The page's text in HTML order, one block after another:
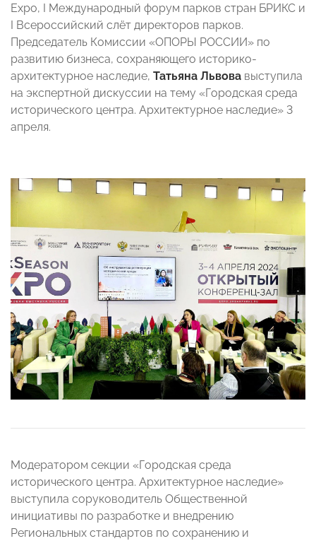
Expo, I Международный форум парков стран БРИКС и
I Всероссийский слёт директоров парков.
Председатель Комиссии «ОПОРЫ РОССИИ» по
развитию бизнеса, сохраняющего историко-
архитектурное наследие, Татьяна Львова выступила
на экспертной дискуссии на тему «Городская среда
исторического центра. Архитектурное наследие» 3
апреля.
Модератором секции «Городская среда
исторического центра. Архитектурное наследие»
выступила соруководитель Общественной
инициативы по разработке и внедрению
Региональных стандартов по сохранению и